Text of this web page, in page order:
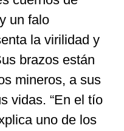
un falo
la virilidad y
brazos están
mineros, a sus
vidas. “En el tío
uno de los